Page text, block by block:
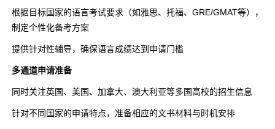
根据目标国家的语言考试要求（如雅思、托福、GRE/GMAT等），
制定个性化备考方案
提供针对性辅导，确保语言成绩达到申请门槛
多通道申请准备
同时关注英国、美国、加拿大、澳大利亚等多国高校的招生信息
针对不同国家的申请特点，准备相应的文书材料与时机安排